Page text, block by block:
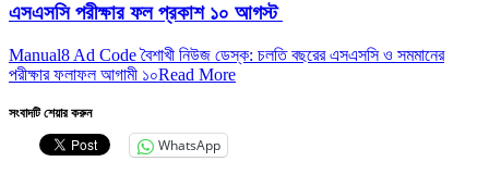
এসএসসি পরীক্ষার ফল প্রকাশ ১০ আগস্ট
Manual8 Ad Code বৈশাখী নিউজ ডেস্ক: চলতি বছরের এসএসসি ও সমমানের
পরীক্ষার ফলাফল আগামী ১০Read More
সংবাদটি শেয়ার করুন
WhatsApp